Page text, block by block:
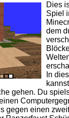
Dies
Spiel
dem
In
gehen. Du
gegen einen